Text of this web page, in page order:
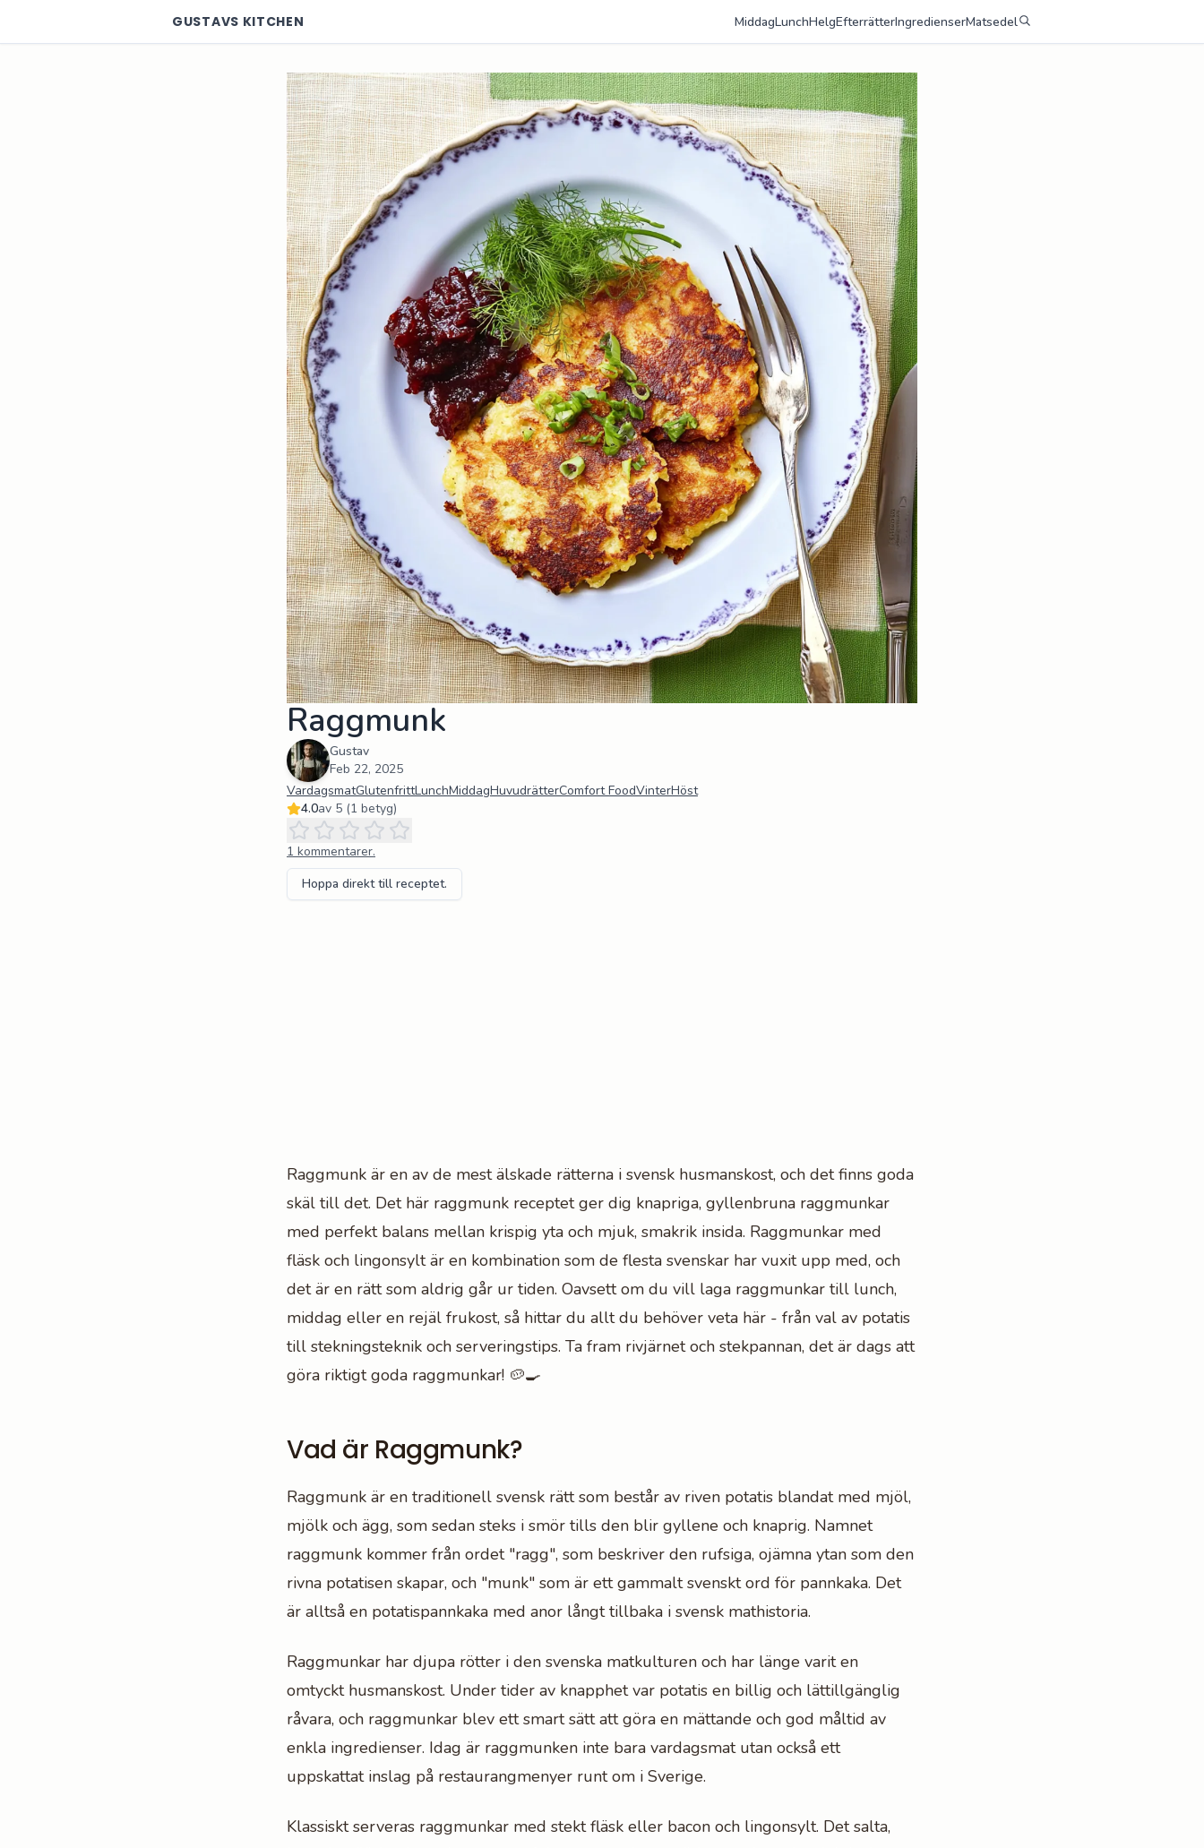
GUSTAVS KITCHEN MiddagLunchHelgEfterrätterIngredienserMatsedel
Raggmunk
Gustav
Feb 22, 2025
VardagsmatGlutenfrittLunchMiddagHuvudrätterComfort FoodVinterHöst
4.0av 5 (1 betyg)
1 kommentarer.
Hoppa direkt till receptet.
Raggmunk är en av de mest älskade rätterna i svensk husmanskost, och det finns goda
skäl till det. Det här raggmunk receptet ger dig knapriga, gyllenbruna raggmunkar
med perfekt balans mellan krispig yta och mjuk, smakrik insida. Raggmunkar med
fläsk och lingonsylt är en kombination som de flesta svenskar har vuxit upp med, och
det är en rätt som aldrig går ur tiden. Oavsett om du vill laga raggmunkar till lunch,
middag eller en rejäl frukost, så hittar du allt du behöver veta här - från val av potatis
till stekningsteknik och serveringstips. Ta fram rivjärnet och stekpannan, det är dags att
göra riktigt goda raggmunkar! 🥔🍳
Vad är Raggmunk?
Raggmunk är en traditionell svensk rätt som består av riven potatis blandat med mjöl,
mjölk och ägg, som sedan steks i smör tills den blir gyllene och knaprig. Namnet
raggmunk kommer från ordet "ragg", som beskriver den rufsiga, ojämna ytan som den
rivna potatisen skapar, och "munk" som är ett gammalt svenskt ord för pannkaka. Det
är alltså en potatispannkaka med anor långt tillbaka i svensk mathistoria.
Raggmunkar har djupa rötter i den svenska matkulturen och har länge varit en
omtyckt husmanskost. Under tider av knapphet var potatis en billig och lättillgänglig
råvara, och raggmunkar blev ett smart sätt att göra en mättande och god måltid av
enkla ingredienser. Idag är raggmunken inte bara vardagsmat utan också ett
uppskattat inslag på restaurangmenyer runt om i Sverige.
Klassiskt serveras raggmunkar med stekt fläsk eller bacon och lingonsylt. Det salta,